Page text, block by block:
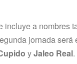
incluye a nombres
jornada
yJaleo Real.